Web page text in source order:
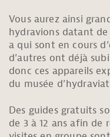
Vous aurez ainsi
hydravions datant de
a qui sont en cours
d’autres ont déjà
donc ces appareils
du musée
Des guides gratuits
de 3 à 12 ans afin de